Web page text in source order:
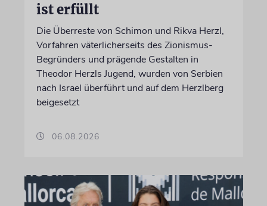
ist erfüllt
Die Überreste von Schimon und Rikva Herzl,
Vorfahren väterlicherseits des Zionismus-
Begründers und prägende Gestalten in
Theodor Herzls Jugend, wurden von Serbien
nach Israel überführt und auf dem Herzlberg
beigesetzt
06.08.2026